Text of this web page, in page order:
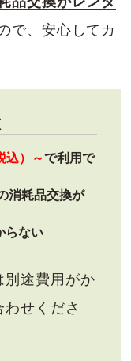
で、安心してカ
込）～で利用で
消耗品交換が
らない
途費用がか
せくださ